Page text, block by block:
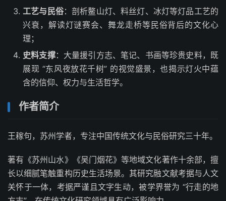
工艺与民俗：剖析鳌山灯、料丝灯、冰灯等灯品工艺的
兴衰，解读灯谜赛会、舞龙走桥等民俗背后的文化心
理；
史料支撑：大量援引方志、笔记、书画等珍贵史料，既
展现 “东风夜放花千树” 的视觉盛景，也揭示灯火中蕴
含的信仰、权力与生活哲学。
作者简介
王稼句，苏州学者，专注中国传统文化与民俗研究三十年。
著有《苏州山水》《吴门烟花》等地域文化著作十余部，擅
长以细腻笔触重构历史生活场景。其研究融文献考据与人文
关怀于一体，考据严谨且文字生动，被学界誉为 “行走的地